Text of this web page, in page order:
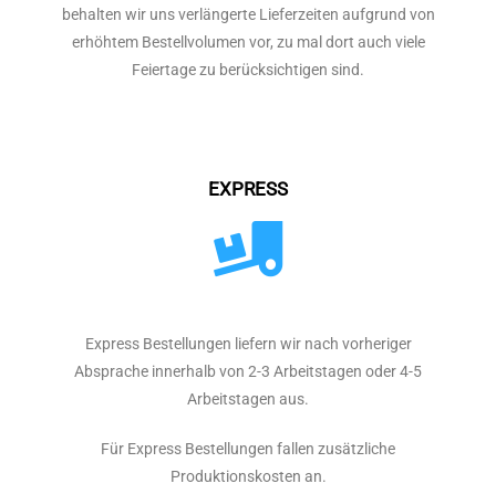
behalten wir uns verlängerte Lieferzeiten aufgrund von
erhöhtem Bestellvolumen vor, zu mal dort auch viele
Feiertage zu berücksichtigen sind.
EXPRESS
Express Bestellungen liefern wir nach vorheriger
Absprache innerhalb von 2-3 Arbeitstagen oder 4-5
Arbeitstagen aus.
Für Express Bestellungen fallen zusätzliche
Produktionskosten an.